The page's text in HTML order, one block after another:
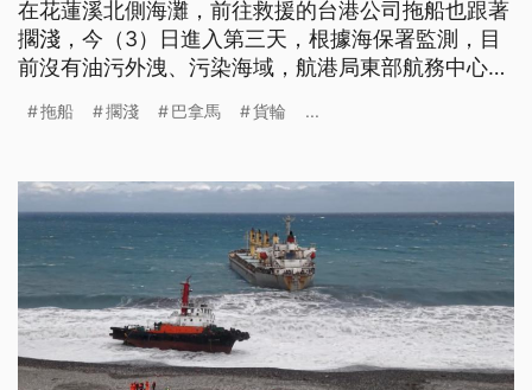
在花蓮溪北側海灘，前往救援的台港公司拖船也跟著
擱淺，今（3）日進入第三天，根據海保署監測，目
前沒有油污外洩、污染海域，航港局東部航務中心表
拖船 擱淺 巴拿馬 貨輪 ...